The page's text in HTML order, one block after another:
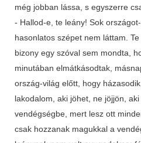
még jobban lássa, s egyszerre
- Hallod-e, te leány! Sok
hasonlatos szépet nem láttam.
bizony egy szóval sem mondta,
minutában elmátkásodtak,
ország-világ előtt, hogy
lakodalom, aki jöhet, ne jöjjön,
vendégségbe, mert lesz ott
csak hozzanak magukkal a